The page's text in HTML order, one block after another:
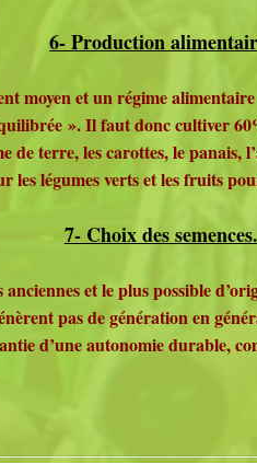
6- Production
moyen et un régime
». Il faut donc cultiver
de terre, les carottes, le panais,
les légumes verts et les fruits
7- Choix des semences.
et le plus possible
pas de génération en
d’une autonomie durable,